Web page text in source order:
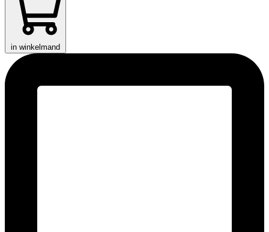
in winkelmand